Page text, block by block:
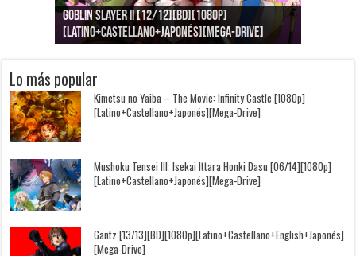
Goblin Slayer II [12/12][BD][1080p]
[Latino+Castellano+Japonés][Mega-Drive]
Jujutsu Kaisen: Kaigyoku/Gyokusetsu [1080p]
[Latino+Japonés][Mega-Drive]
Kimi to, Nami ni Noretara [BD][1080p]
[Latino+Castellano+Japonés][Mega-Drive]
Nukitashi the Animation [11/11+OVAS][BD]
[1080p][Sub-Español][Mega-Drive]
Kimi wa Houkago Insomnia [13/13][BD][1080p]
[Castellano+English+Japonés][Mega-Drive]
Getsuyoubi no Tawawa [12/12+Especiales][BD]
[1080p][Sub-Español][Mega-Drive]
Lo más popular
Kimetsu no Yaiba – The Movie: Infinity Castle [1080p]
[Latino+Castellano+Japonés][Mega-Drive]
Mushoku Tensei III: Isekai Ittara Honki Dasu [06/14][1080p]
[Latino+Castellano+Japonés][Mega-Drive]
Gantz [13/13][BD][1080p][Latino+Castellano+English+Japonés]
[Mega-Drive]